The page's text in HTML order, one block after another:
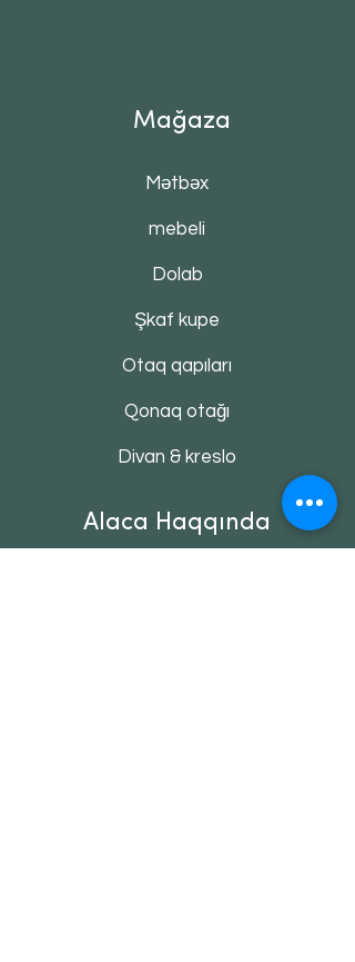
Mağaza
Mətbəx
mebeli
Dolab
Şkaf kupe
Otaq qapıları
Qonaq otağı
Divan & kreslo
Alaca Haqqında